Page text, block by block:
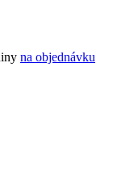
na objednávku